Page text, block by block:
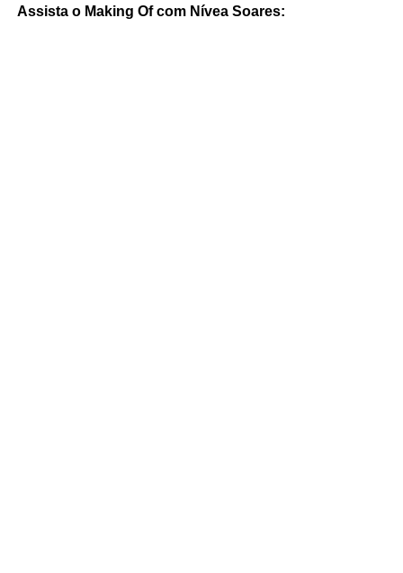
Assista o Making Of com Nívea Soares: